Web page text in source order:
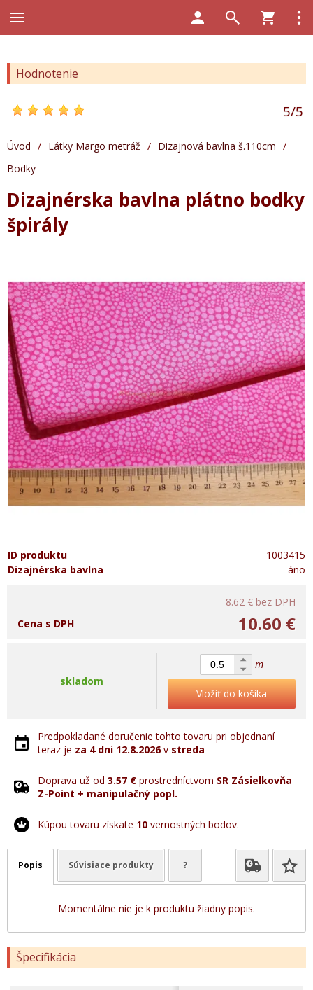
Hodnotenie
5/5
Úvod / Látky Margo metráž / Dizajnová bavlna š.110cm /
Bodky
Dizajnérska bavlna plátno bodky
špirály
ID produktu
1003415
Dizajnérska bavlna
áno
8.62 € bez DPH
10.60 €
Cena s DPH
skladom
m
Vložiť do košíka
Predpokladané doručenie tohto tovaru pri objednaní
teraz je za 4 dni 12.8.2026v streda
Doprava už od 3.57 € prostredníctvom SR Zásielkovňa
Z-Point + manipulačný popl.
Kúpou tovaru získate 10 vernostných bodov.
Popis Súvisiace produkty ?
Momentálne nie je k produktu žiadny popis.
Špecifikácia